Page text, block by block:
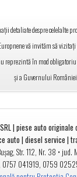
detaliate despre celelalte
vă invităm să vizitați
reprezintă în mod
și a Guvernului României
| piese auto
auto | diesel service |
Str. 112, Nr. 38 • jud.
0757 041919, 0759